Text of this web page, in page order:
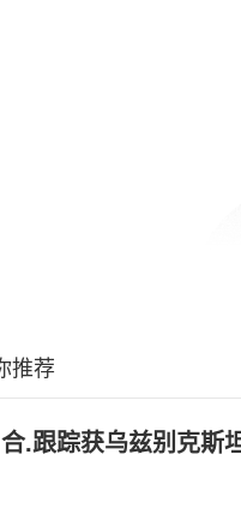
推荐
.跟踪获乌兹别克斯